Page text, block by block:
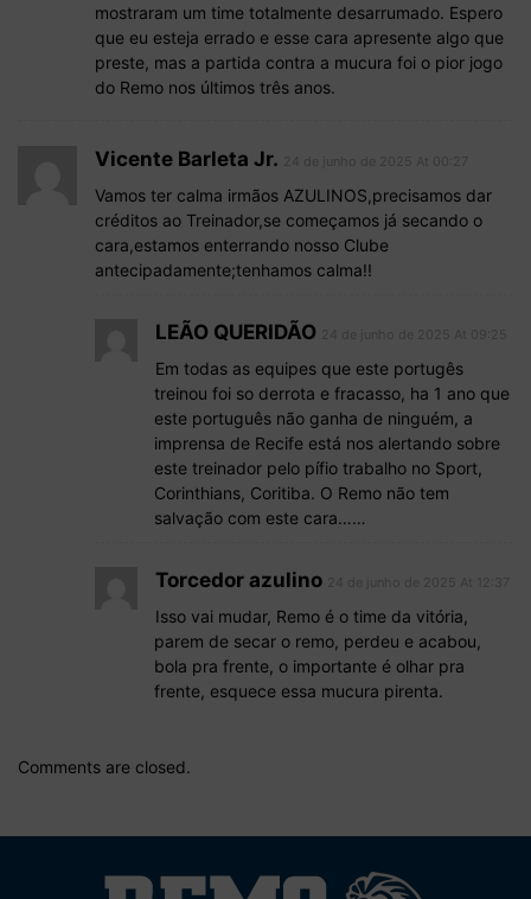
mostraram um time totalmente desarrumado. Espero
que eu esteja errado e esse cara apresente algo que
preste, mas a partida contra a mucura foi o pior jogo
do Remo nos últimos três anos.
Vicente Barleta Jr.
Vamos ter calma irmãos AZULINOS,precisamos dar
créditos ao Treinador,se começamos já secando o
cara,estamos enterrando nosso Clube
antecipadamente;tenhamos calma!!
LEÃO QUERIDÃO
Em todas as equipes que este portugês
treinou foi so derrota e fracasso, ha 1 ano que
este português não ganha de ninguém, a
imprensa de Recife está nos alertando sobre
este treinador pelo pífio trabalho no Sport,
Corinthians, Coritiba. O Remo não tem
salvação com este cara……
Torcedor azulino
Isso vai mudar, Remo é o time da vitória,
parem de secar o remo, perdeu e acabou,
bola pra frente, o importante é olhar pra
frente, esquece essa mucura pirenta.
Comments are closed.